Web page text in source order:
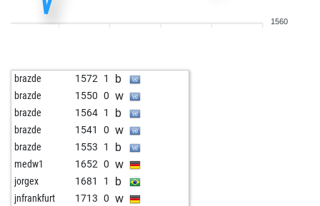
1560
brazde 1572 1 b
brazde 1550 0 w
brazde 1564 1 b
brazde 1541 0 w
brazde 1553 1 b
medw1 1652 0 w
jorgex 1681 1 b
jnfrankfurt 1713 0 w